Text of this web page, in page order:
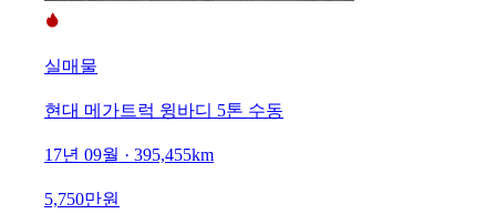
실매물
현대 메가트럭 윙바디 5톤 수동
17년 09월 · 395,455km
5,750만원